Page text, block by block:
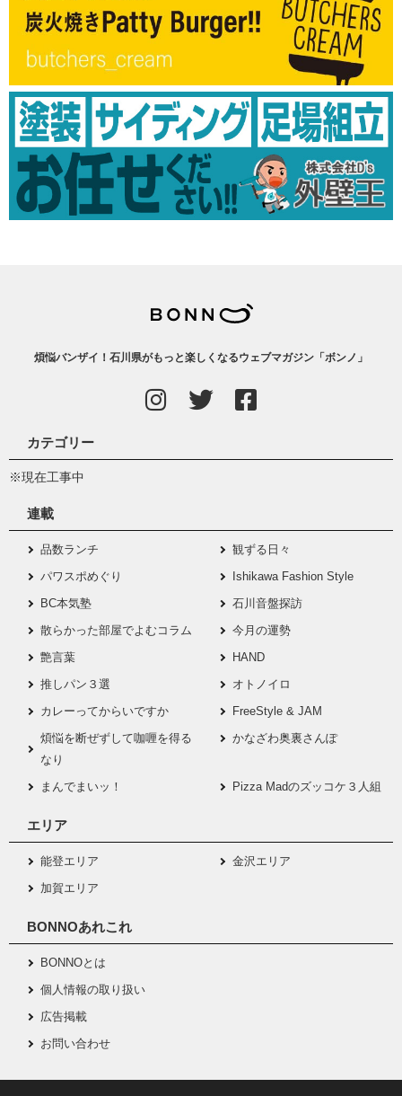
煩悩バンザイ！石川県がもっと楽しくなるウェブマガジン「ボンノ」
カテゴリー
※現在工事中
連載
品数ランチ
観ずる日々
パワスポめぐり
Ishikawa Fashion Style
BC本気塾
石川音盤探訪
散らかった部屋でよむコラム
今月の運勢
艶言葉
HAND
推しパン３選
オトノイロ
カレーってからいですか
FreeStyle & JAM
煩悩を断ぜずして咖喱を得る
なり
かなざわ奥裏さんぽ
まんでまいッ！ Pizza Madのズッコケ３人組
エリア
能登エリア
金沢エリア
加賀エリア
BONNOあれこれ
BONNOとは
個人情報の取り扱い
広告掲載
お問い合わせ